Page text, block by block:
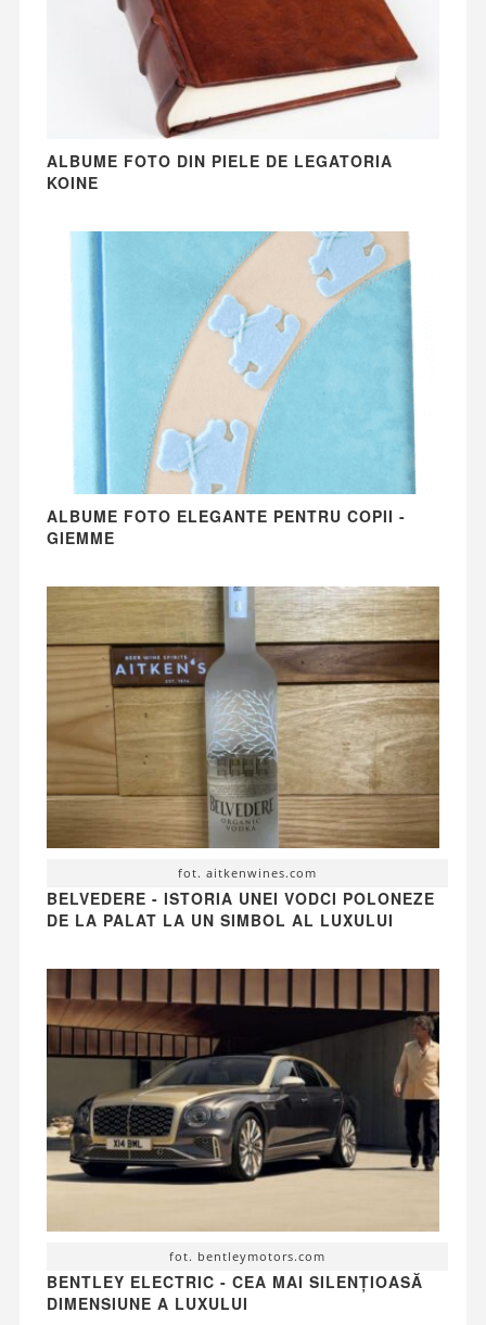
ALBUME FOTO DIN PIELE DE LEGATORIA
KOINE
ALBUME FOTO ELEGANTE PENTRU COPII -
GIEMME
fot. aitkenwines.com
BELVEDERE - ISTORIA UNEI VODCI POLONEZE
DE LA PALAT LA UN SIMBOL AL LUXULUI
fot. bentleymotors.com
BENTLEY ELECTRIC - CEA MAI SILENȚIOASĂ
DIMENSIUNE A LUXULUI